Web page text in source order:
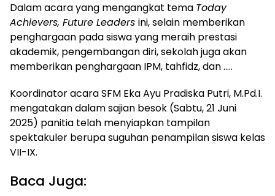
Dalam acara yang mengangkat tema Today
Achievers, Future Leaders ini, selain memberikan
penghargaan pada siswa yang meraih prestasi
akademik, pengembangan diri, sekolah juga akan
memberikan penghargaan IPM, tahfidz, dan …..
Koordinator acara SFM Eka Ayu Pradiska Putri, M.Pd.I.
mengatakan dalam sajian besok (Sabtu, 21 Juni
2025) panitia telah menyiapkan tampilan
spektakuler berupa suguhan penampilan siswa kelas
VII-IX.
Baca Juga: